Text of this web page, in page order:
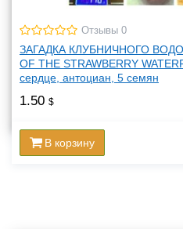
Отзывы 0
ЗАГАДКА КЛУБНИЧНОГО
OF THE STRAWBERRY
сердце, антоциан, 5 семян
1.50 $
В корзину